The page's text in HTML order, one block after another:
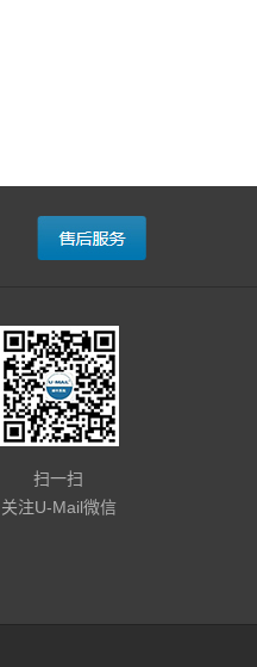
扫一扫
关注U-Mail微信